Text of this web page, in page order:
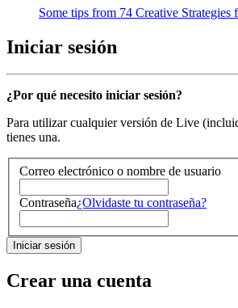
Some tips from 74 Creative Strategies
Iniciar sesión
¿Por qué necesito iniciar sesión?
Para utilizar cualquier versión de Live
tienes una.
Correo electrónico o nombre de usuario
Contraseña¿Olvidaste tu contraseña?
Crear una cuenta